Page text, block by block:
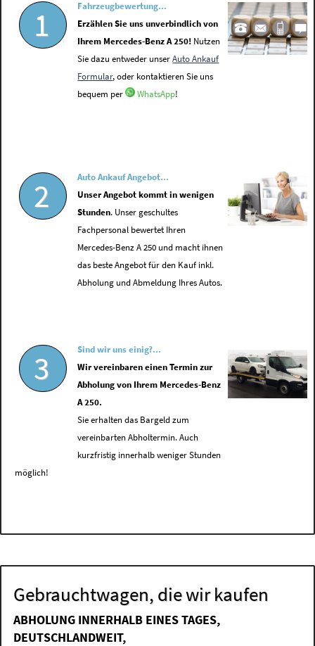
1
Fahrzeugbewertung...
Erzählen Sie uns unverbindlich von
Ihrem Mercedes-Benz A 250! Nutzen
Sie dazu entweder unserAuto Ankauf
Formular, oder kontaktieren Sie uns
bequem per
WhatsApp!
2
Auto Ankauf Angebot...
Unser Angebot kommt in wenigen
Stunden. Unser geschultes
Fachpersonal bewertet Ihren
Mercedes-Benz A 250 und macht ihnen
das beste Angebot für den Kauf inkl.
Abholung und Abmeldung Ihres Autos.
3
Sind wir uns einig?...
Wir vereinbaren einen Termin zur
Abholung von Ihrem Mercedes-Benz
A 250.
Sie erhalten das Bargeld zum
vereinbarten Abholtermin. Auch
kurzfristig innerhalb weniger Stunden
möglich!
Gebrauchtwagen, die wir kaufen
ABHOLUNG INNERHALB EINES TAGES,
DEUTSCHLANDWEIT,